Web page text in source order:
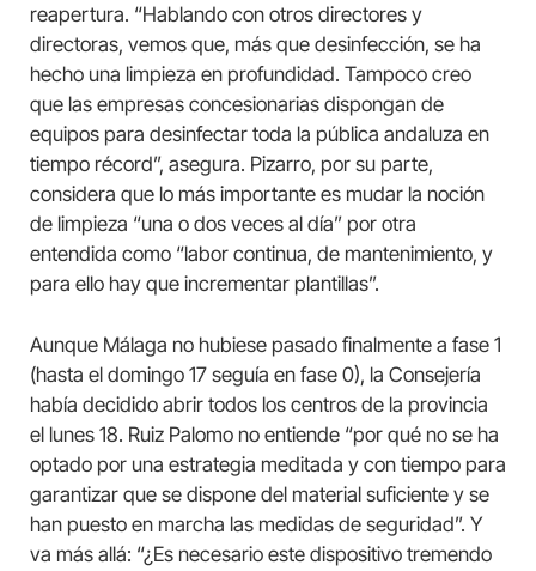
reapertura. “Hablando con otros directores y
directoras, vemos que, más que desinfección, se ha
hecho una limpieza en profundidad. Tampoco creo
que las empresas concesionarias dispongan de
equipos para desinfectar toda la pública andaluza en
tiempo récord”, asegura. Pizarro, por su parte,
considera que lo más importante es mudar la noción
de limpieza “una o dos veces al día” por otra
entendida como “labor continua, de mantenimiento, y
para ello hay que incrementar plantillas”.
Aunque Málaga no hubiese pasado finalmente a fase 1
(hasta el domingo 17 seguía en fase 0), la Consejería
había decidido abrir todos los centros de la provincia
el lunes 18. Ruiz Palomo no entiende “por qué no se ha
optado por una estrategia meditada y con tiempo para
garantizar que se dispone del material suficiente y se
han puesto en marcha las medidas de seguridad”. Y
va más allá: “¿Es necesario este dispositivo tremendo